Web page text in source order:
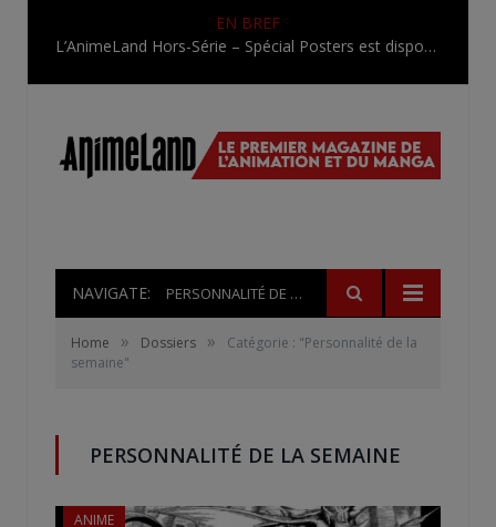
EN BREF
L’AnimeLand Hors-Série – Spécial Posters est disponible !
NAVIGATE: PERSONNALITÉ DE LA SEMAINE
Home » Dossiers »
Catégorie : "Personnalité de la
semaine"
PERSONNALITÉ DE LA SEMAINE
ANIME